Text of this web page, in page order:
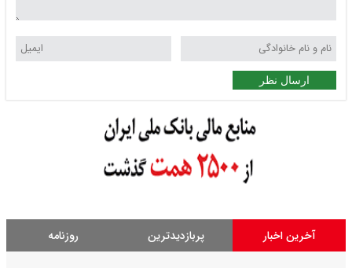
ارسال نظر
آخرین اخبار پربازدیدترین روزنامه